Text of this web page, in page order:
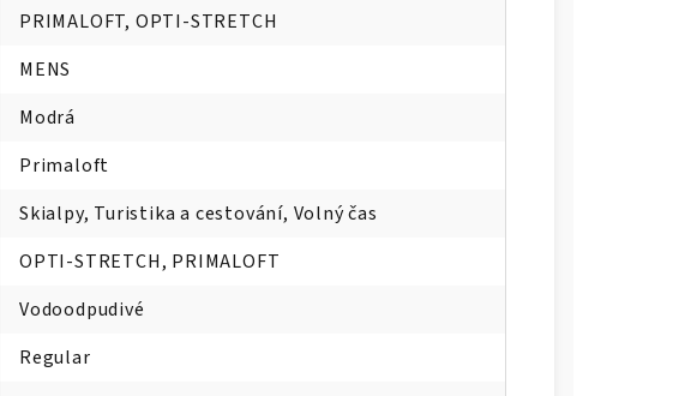
PRIMALOFT, OPTI-STRETCH
MENS
Modrá
Primaloft
Skialpy, Turistika a cestování, Volný čas
OPTI-STRETCH, PRIMALOFT
Vodoodpudivé
Regular